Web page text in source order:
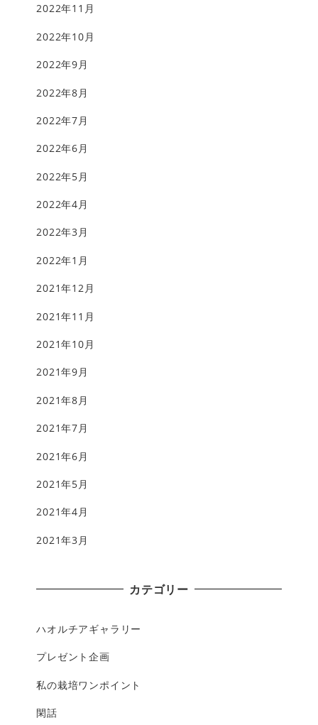
2022年11月
2022年10月
2022年9月
2022年8月
2022年7月
2022年6月
2022年5月
2022年4月
2022年3月
2022年1月
2021年12月
2021年11月
2021年10月
2021年9月
2021年8月
2021年7月
2021年6月
2021年5月
2021年4月
2021年3月
カテゴリー
ハオルチアギャラリー
プレゼント企画
私の栽培ワンポイント
閑話